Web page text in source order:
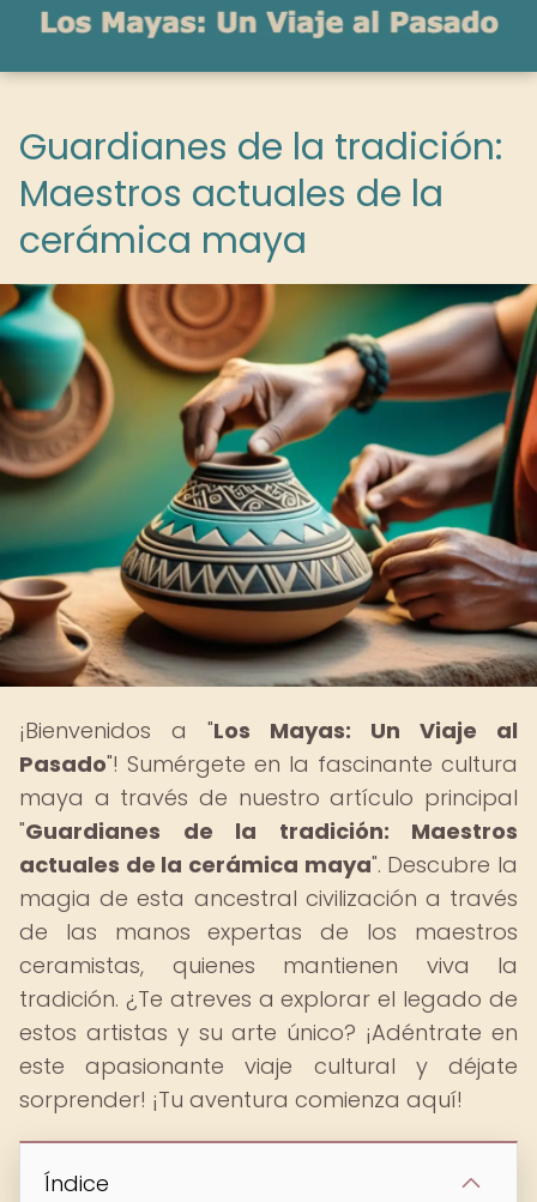
Guardianes de la tradición:
Maestros actuales de la
cerámica maya
¡Bienvenidos a "Los Mayas: Un Viaje al
Pasado"! Sumérgete en la fascinante cultura
maya a través de nuestro artículo principal
"Guardianes de la tradición: Maestros
actuales de la cerámica maya". Descubre la
magia de esta ancestral civilización a través
de las manos expertas de los maestros
ceramistas, quienes mantienen viva la
tradición. ¿Te atreves a explorar el legado de
estos artistas y su arte único? ¡Adéntrate en
este apasionante viaje cultural y déjate
sorprender! ¡Tu aventura comienza aquí!
Índice